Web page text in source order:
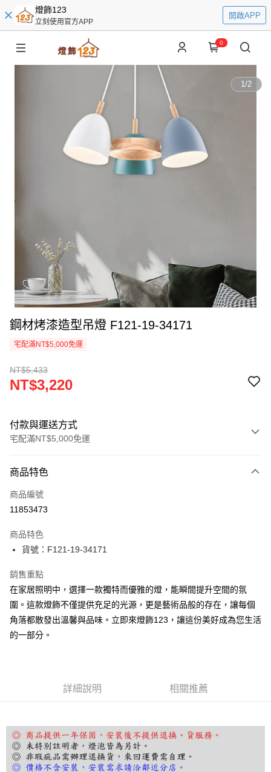
燈飾123
立刻使用官方APP
開啟APP
0
1/2
鋼材烤漆造型吊燈 F121-19-34171
宅配滿NT$5,000免運
NT$5,433
NT$3,220
付款與運送方式
宅配滿NT$5,000免運
信用卡一次付款
LINE Pay
街口支付
悠遊付
Google Pay
全盈+PAY
AFTEE先享後付
【「AFTEE先享後付」結帳流程】
１．於結帳方式選擇「AFTEE先享後付」後，將跳轉至「AFTEE先享後付」
結帳頁面，進行簡訊認證並確認金額後，即可完成結帳。
每筆NT$180，滿NT$5,000(含以上)免運費
商品特色
商品編號
11853473
商品特色
貨號：F121-19-34171
銷售重點
在家居照明中，選擇一款獨特而優雅的燈，能瞬間提升空間的氛
圍。這款燈飾不僅提供充足的光源，更是藝術品般的存在，讓每個
角落都散發出溫馨與品味。立即來燈飾123，讓這份美好成為您生活
的一部分。
詳細說明 相關推薦